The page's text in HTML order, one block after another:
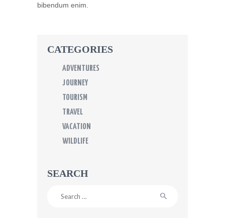
bibendum enim.
CATEGORIES
ADVENTURES
JOURNEY
TOURISM
TRAVEL
VACATION
WILDLIFE
SEARCH